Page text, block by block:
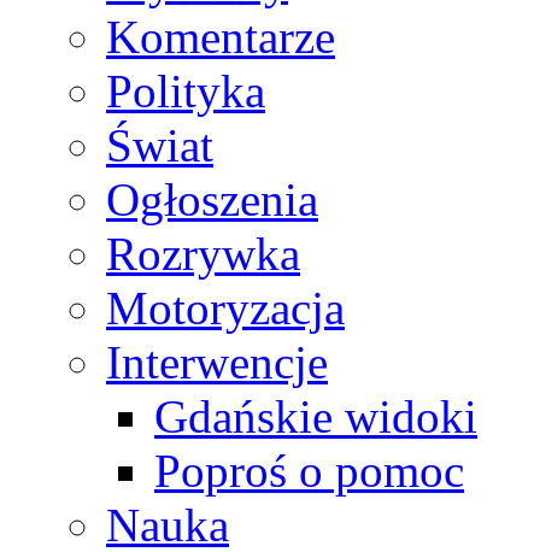
Komentarze
Polityka
Świat
Ogłoszenia
Rozrywka
Motoryzacja
Interwencje
Gdańskie widoki
Poproś o pomoc
Nauka